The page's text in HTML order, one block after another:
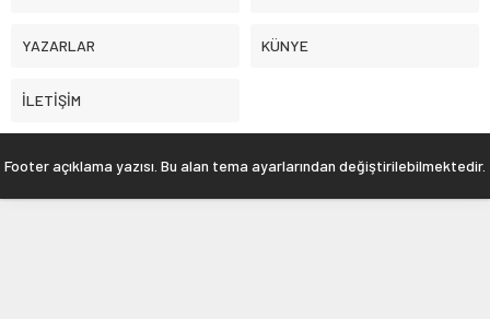
YAZARLAR KÜNYE
İLETİŞİM
Footer açıklama yazısı. Bu alan tema ayarlarından değiştirilebilmektedir.